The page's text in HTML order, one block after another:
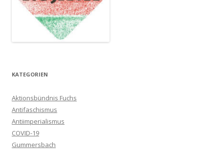
KATEGORIEN
Aktionsbündnis Fuchs
Antifaschismus
Antiimperialismus
COVID-19
Gummersbach